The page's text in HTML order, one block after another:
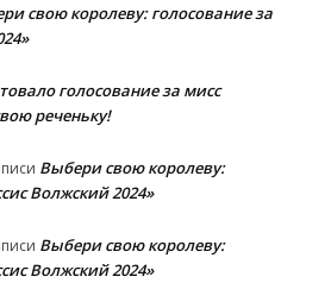
свою королеву: голосование за
голосование за мисс
реченьку!
Выбери свою королеву:
Волжский 2024»
Выбери свою королеву:
Волжский 2024»